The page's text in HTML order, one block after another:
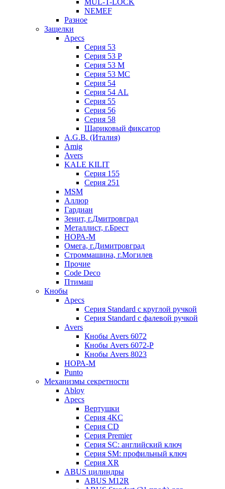
MUL-T-LOCK
NEMEF
Разное
Защелки
Apecs
Серия 53
Серия 53 P
Серия 53 М
Серия 53 МC
Серия 54
Серия 54 AL
Серия 55
Серия 56
Серия 58
Шариковый фиксатор
A.G.B. (Италия)
Amig
Avers
KALE KILIT
Серия 155
Серия 251
MSM
Аллюр
Гардиан
Зенит, г.Дмитровград
Металлист, г.Брест
НОРА-М
Омега, г.Димитровград
Строммашина, г.Могилев
Прочие
Code Deco
Птимаш
Кнобы
Apecs
Серия Standard с круглой ручкой
Серия Standard с фалевой ручкой
Avers
Кнобы Avers 6072
Кнобы Avers 6072-P
Кнобы Avers 8023
НОРА-М
Punto
Механизмы секретности
Abloy
Apecs
Вертушки
Серия 4KC
Серия CD
Серия Premier
Серия SC: английский ключ
Серия SM: профильный ключ
Серия XR
ABUS цилиндры
ABUS M12R